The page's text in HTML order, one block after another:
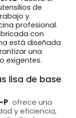
de
y
profesional.
con
está diseñada
una
exigentes.
lisa de base
P ofrece una
y eficiencia,